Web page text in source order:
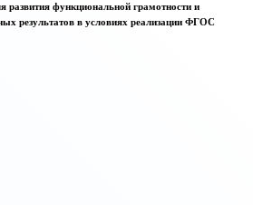
развития функциональной грамотности и
результатов в условиях реализации ФГОС